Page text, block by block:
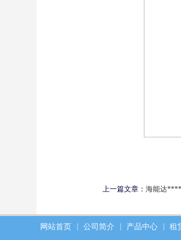
上一篇文章： 海能达
网站首页 公司简介 产品中心 租